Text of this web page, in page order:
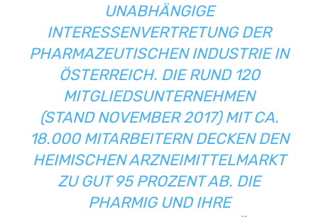
UNABHÄNGIGE
INTERESSENVERTRETUNG DER
PHARMAZEUTISCHEN INDUSTRIE IN
ÖSTERREICH. DIE RUND 120
MITGLIEDSUNTERNEHMEN
(STAND NOVEMBER 2017) MIT CA.
18.000 MITARBEITERN DECKEN DEN
HEIMISCHEN ARZNEIMITTELMARKT
ZU GUT 95 PROZENT AB. DIE
PHARMIG UND IHRE